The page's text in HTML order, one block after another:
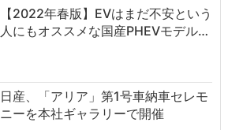
【2022年春版】EVはまだ不安という
人にもオススメな国産PHEVモデル…
日産、「アリア」第1号車納車セレモ
ニーを本社ギャラリーで開催